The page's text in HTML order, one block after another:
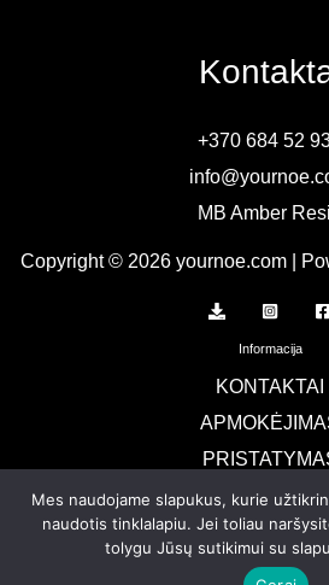
+370 684 52
MB Amber
Copyright © 2026 yournoe.com |
Informacija
KONTAKTAI
TERMINAI IR
Privatumo
GRĄŽINIMAI
Mes naudojame slapukus, kurie
naudotis tinklalapiu. Jei toliau
tolygu Jūsų sutikimui su